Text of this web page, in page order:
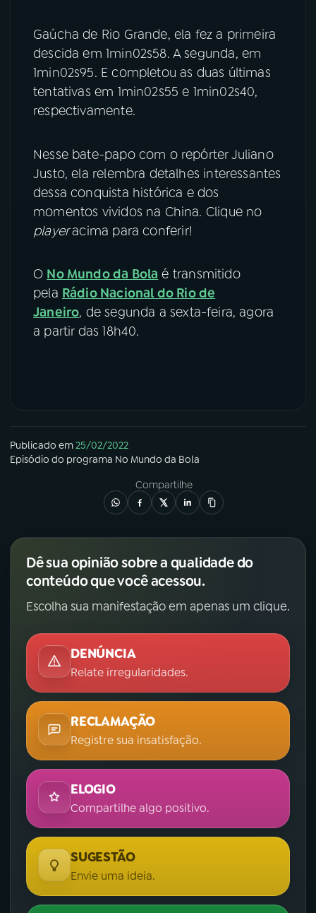
Gaúcha de Rio Grande, ela fez a primeira
descida em 1min02s58. A segunda, em
1min02s95. E completou as duas últimas
tentativas em 1min02s55 e 1min02s40,
respectivamente.
Nesse bate-papo com o repórter Juliano
Justo, ela relembra detalhes interessantes
dessa conquista histórica e dos
momentos vividos na China. Clique no
playeracima para conferir!
O No Mundo da Bola é transmitido
pela Rádio Nacional do Rio de
Janeiro, de segunda a sexta-feira, agora
a partir das 18h40.
Publicado em25/02/2022
Episódio do programa No Mundo da Bola
Compartilhe
Dê sua opinião sobre a qualidade do
conteúdo que você acessou.
Escolha sua manifestação em apenas um clique.
DENÚNCIA
Relate irregularidades.
RECLAMAÇÃO
Registre sua insatisfação.
ELOGIO
Compartilhe algo positivo.
SUGESTÃO
Envie uma ideia.